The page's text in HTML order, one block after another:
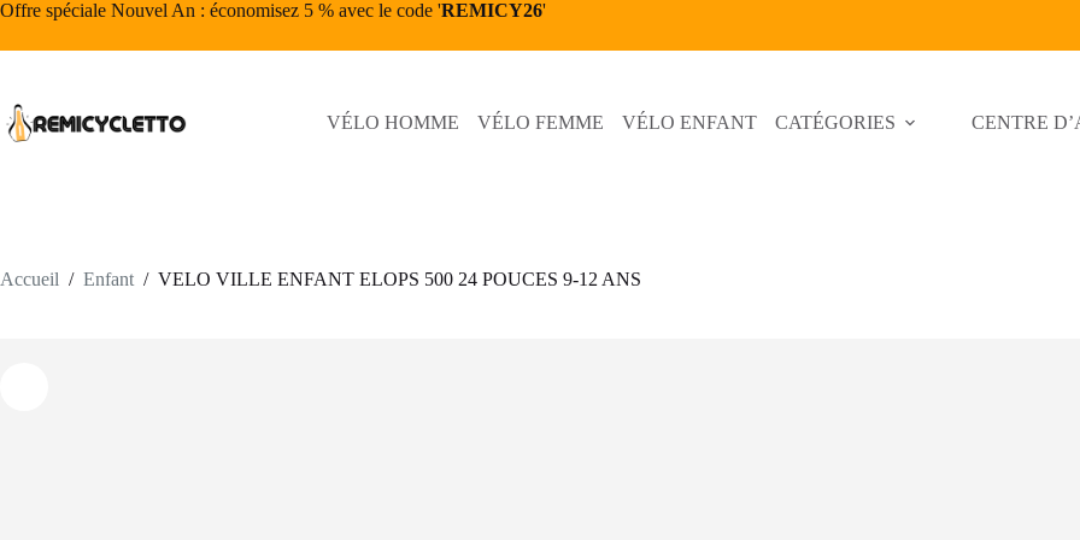
Passer
contenu
Offre spéciale Nouvel An : économisez 5 % avec le code 'REMICY26'
VÉLO HOMME VÉLO FEMME VÉLO ENFANT CATÉGORIES CENTRE
Accueil / Enfant / VELO VILLE ENFANT ELOPS 500 24 POUCES 9-12 ANS